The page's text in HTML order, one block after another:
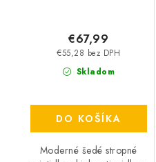
Skladom
€55,28 bez DPH
€67,99
DO KOŠÍKA
Moderné šedé stropné